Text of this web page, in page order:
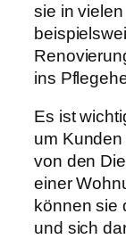
sie in
ins
Es ist
um
von den
einer
können sie
und sich